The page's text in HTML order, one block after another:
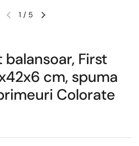
1 / 5
First
cm, spuma
Colorate